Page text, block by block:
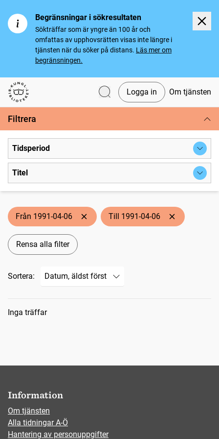
Begränsningar i sökresultaten
Sökträffar som är yngre än 100 år och
omfattas av upphovsrätten visas inte längre i
tjänsten när du söker på distans. Läs mer om
begränsningen.
Svenska tidningar
Logga in Om tjänsten
Filtrera
Tidsperiod
Titel
Från 1991-04-06 Till 1991-04-06
Rensa alla filter
Sortera:
Sökresultat
Inga träffar
Information
Om tjänsten
Alla tidningar A-Ö
Hantering av personuppgifter